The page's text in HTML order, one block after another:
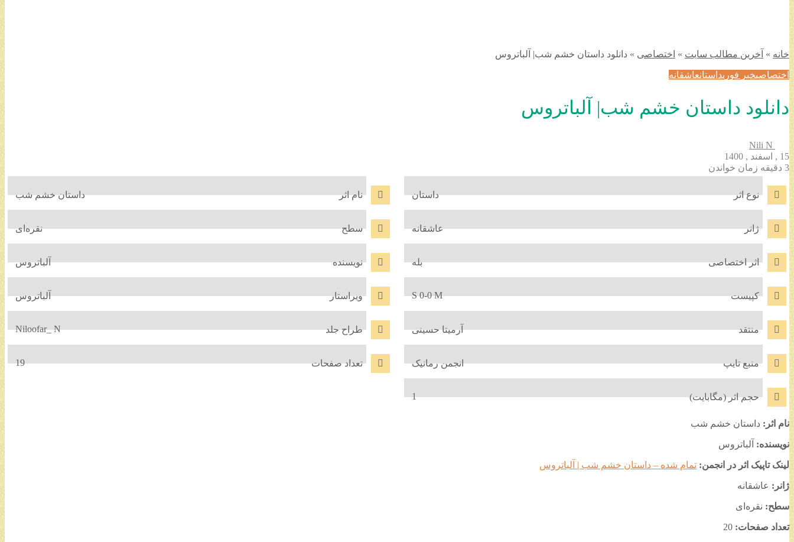
خانه » آخرین مطالب سایت » اختصاصی » دانلود داستان خشم شب| آلباتروس
اختصاصیخبر فوریداستانعاشقانه
دانلود داستان خشم شب| آلباتروس
15 , اسفند , 1400
3 دقیقه زمان خواندن
نوع اثر داستان نام اثر داستان خشم شب
ژانر عاشقانه سطح نقره‌ای
اثر اختصاصی بله نویسنده آلباتروس
کپیست S 0-0 M ویراستار آلباتروس
منتقد آرمیتا حسینی طراح جلد Niloofar_ N
منبع تایپ انجمن رمانیک تعداد صفحات 19
حجم اثر (مگابایت) 1
نام اثر: داستان خشم شب
نویسنده: آلباتروس
لینک تاپیک اثر در انجمن: تمام شده – داستان خشم شب | آلباتروس
ژانر: عاشقانه
سطح: نقره‌ای
تعداد صفحات: